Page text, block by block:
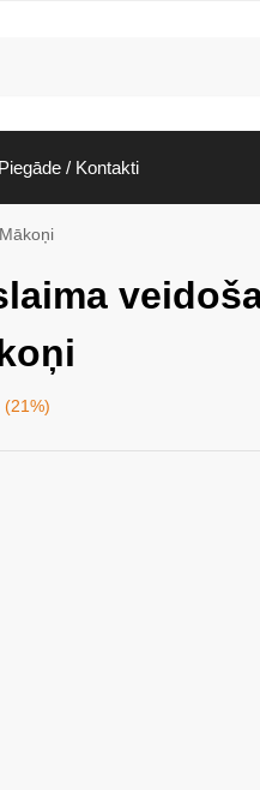
Piegāde / Kontakti
(21%)